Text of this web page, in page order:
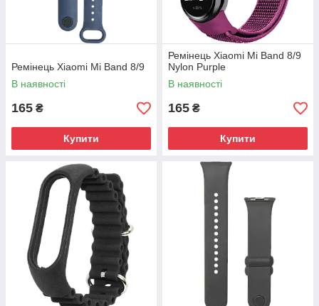
Ремінець Xiaomi Mi Band 8/9
В наявності
165 ₴
Купити
Ремінець Xiaomi Mi Band 8/9
Nylon Purple
В наявності
165 ₴
Купити